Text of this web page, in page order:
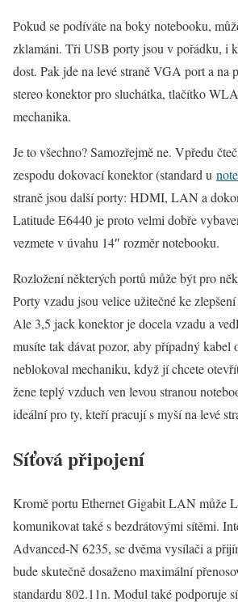
Pokud se podíváte na boky notebooku,
zklamáni. Tři USB porty jsou v pořádku, i
dost. Pak jde na levé straně VGA port a na
stereo konektor pro sluchátka, tlačítko
mechanika.
Je to všechno? Samozřejmě ne. Vpředu
zespodu dokovací konektor (standard u
straně jsou další porty: HDMI, LAN a
Latitude E6440 je proto velmi dobře
vezmete v úvahu 14″ rozměr notebooku.
Rozložení některých portů může být pro
Porty vzadu jsou velice užitečné ke
Ale 3,5 jack konektor je docela vzadu a
musíte tak dávat pozor, aby případný kabel
neblokoval mechaniku, když jí chcete
žene teplý vzduch ven levou stranou
ideální pro ty, kteří pracují s myší na levé
Síťová připojení
Kromě portu Ethernet Gigabit LAN může
komunikovat také s bezdrátovými sítěmi.
Advanced-N 6235, se dvěma vysílači a
bude skutečně dosaženo maximální
standardu 802.11n. Modul také podporuje